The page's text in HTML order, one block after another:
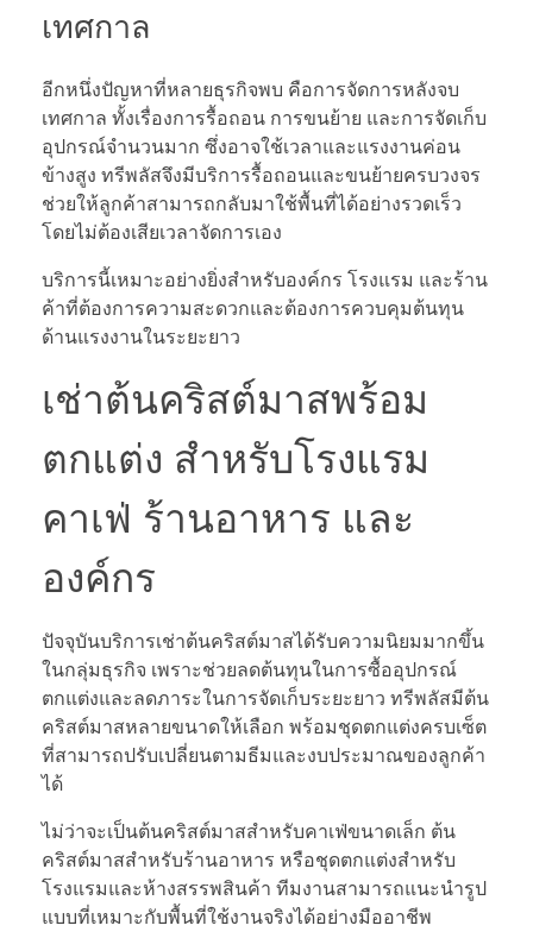
เทศกาล
อีกหนึ่งปัญหาที่หลายธุรกิจพบ คือการจัดการหลังจบ
เทศกาล ทั้งเรื่องการรื้อถอน การขนย้าย และการจัดเก็บ
อุปกรณ์จำนวนมาก ซึ่งอาจใช้เวลาและแรงงานค่อน
ข้างสูง ทรีพลัสจึงมีบริการรื้อถอนและขนย้ายครบวงจร
ช่วยให้ลูกค้าสามารถกลับมาใช้พื้นที่ได้อย่างรวดเร็ว
โดยไม่ต้องเสียเวลาจัดการเอง
บริการนี้เหมาะอย่างยิ่งสำหรับองค์กร โรงแรม และร้าน
ค้าที่ต้องการความสะดวกและต้องการควบคุมต้นทุน
ด้านแรงงานในระยะยาว
เช่าต้นคริสต์มาสพร้อม
ตกแต่ง สำหรับโรงแรม
คาเฟ่ ร้านอาหาร และ
องค์กร
ปัจจุบันบริการเช่าต้นคริสต์มาสได้รับความนิยมมากขึ้น
ในกลุ่มธุรกิจ เพราะช่วยลดต้นทุนในการซื้ออุปกรณ์
ตกแต่งและลดภาระในการจัดเก็บระยะยาว ทรีพลัสมีต้น
คริสต์มาสหลายขนาดให้เลือก พร้อมชุดตกแต่งครบเซ็ต
ที่สามารถปรับเปลี่ยนตามธีมและงบประมาณของลูกค้า
ได้
ไม่ว่าจะเป็นต้นคริสต์มาสสำหรับคาเฟ่ขนาดเล็ก ต้น
คริสต์มาสสำหรับร้านอาหาร หรือชุดตกแต่งสำหรับ
โรงแรมและห้างสรรพสินค้า ทีมงานสามารถแนะนำรูป
แบบที่เหมาะกับพื้นที่ใช้งานจริงได้อย่างมืออาชีพ